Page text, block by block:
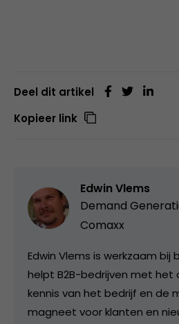
Deel dit artikel
Kopieer link
Edwin Vlems
Demand
Comaxx
Edwin Vlems is werkzaam bij
helpt B2B-bedrijven met het
kennis van het bedrijf en de
magneet voor klanten en